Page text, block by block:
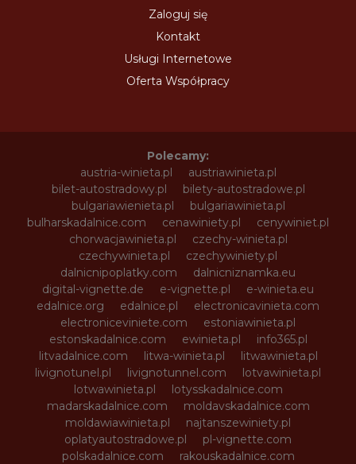
Zaloguj się
Kontakt
Usługi Internetowe
Oferta Współpracy
Polecamy:
austria-winieta.pl
austriawinieta.pl
bilet-autostradowy.pl
bilety-autostradowe.pl
bulgariawienieta.pl
bulgariawinieta.pl
bulharskadalnice.com
cenawiniety.pl
cenywiniet.pl
chorwacjawinieta.pl
czechy-winieta.pl
czechywinieta.pl
czechywiniety.pl
dalnicnipoplatky.com
dalnicniznamka.eu
digital-vignette.de
e-vignette.pl
e-winieta.eu
edalnice.org
edalnice.pl
electronicavinieta.com
electroniceviniete.com
estoniawinieta.pl
estonskadalnice.com
ewinieta.pl
info365.pl
litvadalnice.com
litwa-winieta.pl
litwawinieta.pl
livignotunel.pl
livignotunnel.com
lotvawinieta.pl
lotwawinieta.pl
lotysskadalnice.com
madarskadalnice.com
moldavskadalnice.com
moldawiawinieta.pl
najtanszewiniety.pl
oplatyautostradowe.pl
pl-vignette.com
polskadalnice.com
rakouskadalnice.com